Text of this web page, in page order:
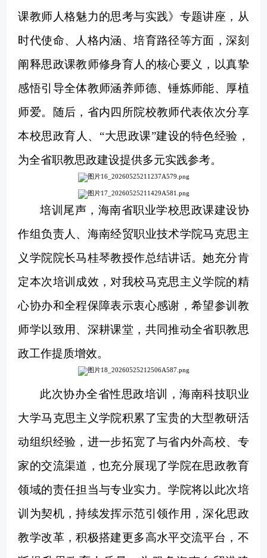
课教师人格魅力的思考与实践》专题讲座，从
时代使命、人格内涵、培育路径等方面，深刻
阐释思政课教师修身育人的核心要义，以真挚
感悟引导全体教师涵养师德、锤炼师能、厚植
师爱。随后，省内四所院校教师代表依次分享
本校思政育人、 “大思政课”建设的特色经验，
为全省职教思政建设提供多元实践参考。
培训尾声，海南省职业学校思政课建设协
作组负责人、海南经贸职业技术学院马克思主
义学院院长马桂琴教授作总结讲话。她充分肯
定本次培训成效，对我校马克思主义学院的精
心协办和全程保障表示衷心感谢，希望参训教
师学以致用、深耕课堂，共同推动全省职教思
政工作提质增效。
此次协办全省性思政培训，海南科技职业
大学马克思主义学院积累了宝贵的大型教研活
动组织经验，进一步拓宽了与省内外高校、专
家的交流渠道，也充分展现了学院在思政教育
领域的责任担当与专业实力。学院将以此次培
训为契机，持续发挥示范引领作用，深化思政
教学改革，积极搭建更多高水平交流平台，不